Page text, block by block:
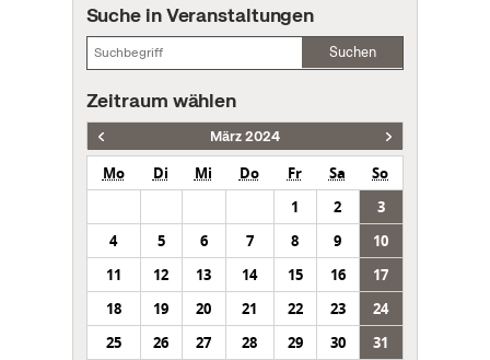
Suche in Veranstaltungen
Suchen
Zeitraum wählen
März 2024
Mo Di Mi Do Fr Sa
So
1
2
3
4
5 6 7 8 9
10
11
12 13 14 15 16
17
18
19 20 21 22 23
24
25
26 27 28 29 30 31